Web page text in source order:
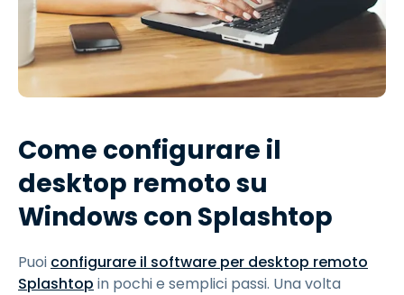
Come configurare il
desktop remoto su
Windows con Splashtop
Puoi configurare il software per desktop remoto
Splashtop in pochi e semplici passi. Una volta